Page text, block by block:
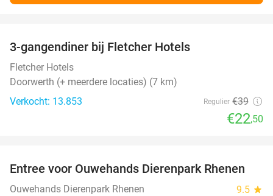
3-gangendiner bij Fletcher Hotels
Fletcher Hotels
Doorwerth (+ meerdere locaties) (7 km)
Verkocht: 13.853
Regulier €39
€22,50
19%
Entree voor Ouwehands Dierenpark Rhenen
Ouwehands Dierenpark Rhenen 9.5 star